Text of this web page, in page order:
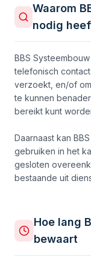
Waarom
nodig
BBS
telefonisch
verzoekt, en/of
te kunnen
bereikt kunt
Daarnaast kan
gebruiken in het
gesloten
bestaande uit
Hoe lang
bewaart